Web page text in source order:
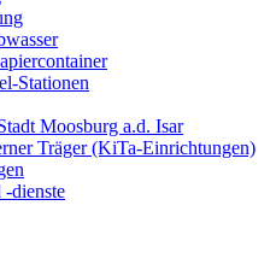
Stationen
Moosburg a.d. Isar
Träger (KiTa-Einrichtungen)
dienste